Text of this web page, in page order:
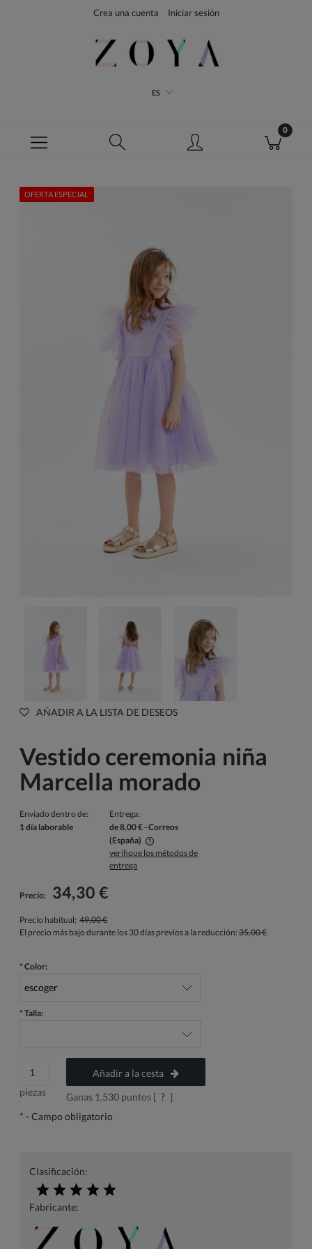
Crea una cuenta Iniciar sesión
ES
OFERTA ESPECIAL
AÑADIR A LA LISTA DE DESEOS
Vestido ceremonia niña
Marcella morado
Enviado dentro de:
1 día laborable
Entrega:
de 8,00 €- Correos
(España)
El precio no incluye los posibles gastos de pago
verifique los métodos de
entrega
Precio: 34,30 €
Precio habitual: 49,00 €
El precio más bajo durante los 30 días previos a la reducción: 35,00 €
* Color:
* Talla:
piezas
Añadir a la cesta
Ganas 1.530puntos [ ? ]
* - Campo obligatorio
Clasificación:
Fabricante: